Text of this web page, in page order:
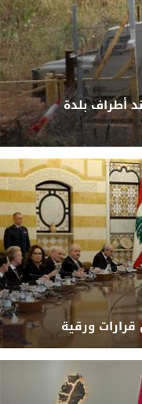
أطراف بلدة
ورقية